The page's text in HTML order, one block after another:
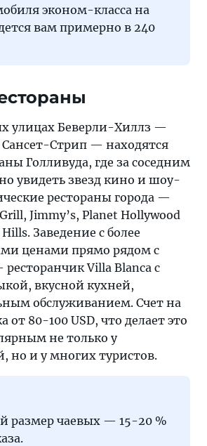
эконом-класса на
вам примерно в 240
улицах Беверли-Хиллз —
Стрип — находятся
Голливуда, где за соседним
увидеть звезд кино и шоу-
рестораны города —
Grill, Jimmy’s, Planet Hollywood
Заведение с более
ценами прямо рядом с
Villa Blanca с
вкусной кухней,
обслуживанием. Счет на
от 80-100 USD, что делает это
не только у
но и у многих туристов.
размер чаевых — 15-20 %